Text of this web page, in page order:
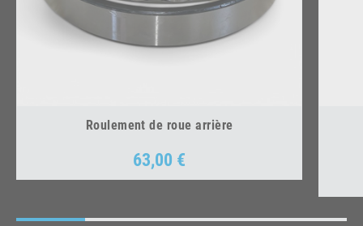
Roulement de roue arrière
Prix
63,00 €